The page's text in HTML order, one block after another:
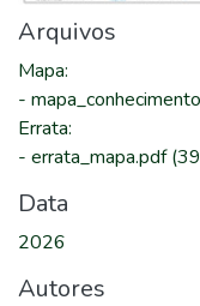
Arquivos
Mapa:
-
Errata:
- errata_mapa.pdf
Data
2026
Autores